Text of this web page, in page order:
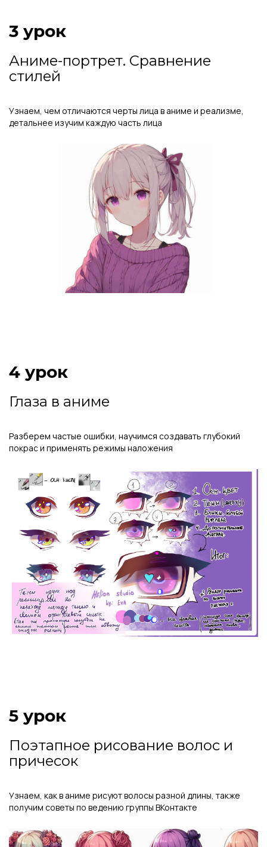
3 урок
Аниме-портрет. Сравнение
стилей
Узнаем, чем отличаются черты лица в аниме и реализме,
детальнее изучим каждую часть лица
4 урок
Глаза в аниме
Разберем частые ошибки, научимся создавать глубокий
покрас и применять режимы наложения
5 урок
Поэтапное рисование волос и
причесок
Узнаем, как в аниме рисуют волосы разной длины, также
получим советы по ведению группы ВКонтакте